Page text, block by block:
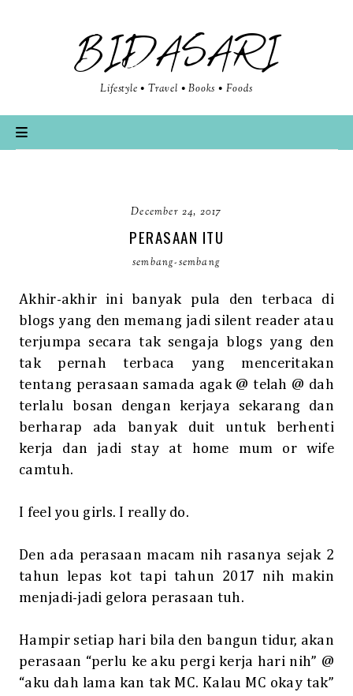
BIDASARI
Lifestyle • Travel • Books • Foods
December 24, 2017
PERASAAN ITU
sembang-sembang
Akhir-akhir ini banyak pula den terbaca di
blogs yang den memang jadi silent reader atau
terjumpa secara tak sengaja blogs yang den
tak pernah terbaca yang menceritakan
tentang perasaan samada agak @ telah @ dah
terlalu bosan dengan kerjaya sekarang dan
berharap ada banyak duit untuk berhenti
kerja dan jadi stay at home mum or wife
camtuh.
I feel you girls. I really do.
Den ada perasaan macam nih rasanya sejak 2
tahun lepas kot tapi tahun 2017 nih makin
menjadi-jadi gelora perasaan tuh.
Hampir setiap hari bila den bangun tidur, akan
perasaan “perlu ke aku pergi kerja hari nih” @
“aku dah lama kan tak MC. Kalau MC okay tak”